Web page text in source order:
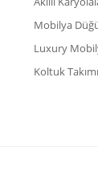
Mobilya
Luxury
Koltuk Takımı